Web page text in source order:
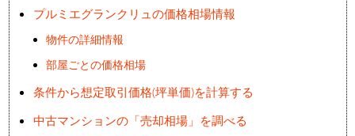
プルミエグランクリュの価格相場情報
物件の詳細情報
部屋ごとの価格相場
条件から想定取引価格(坪単価)を計算する
中古マンションの「売却相場」を調べる